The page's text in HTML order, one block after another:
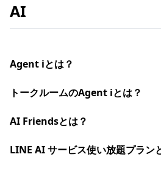
AI
Agent iとは？
トークルームのAgent iとは？
AI Friendsとは？
LINE AI サービス使い放題プラン